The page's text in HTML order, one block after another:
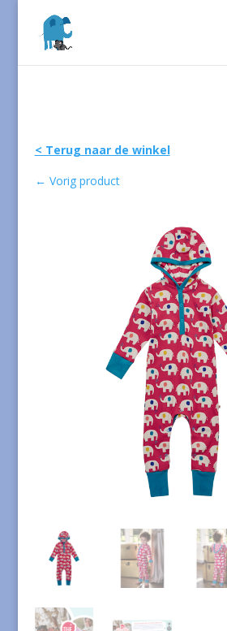
< Terug naar de winkel
← Vorig product